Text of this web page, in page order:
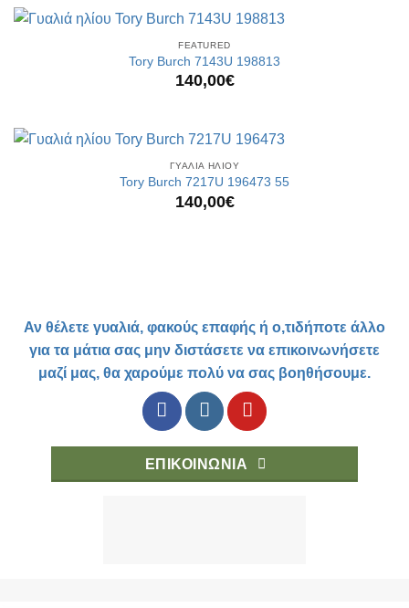
FEATURED
Tory Burch 7143U 198813
140,00€
ΓΥΑΛΙΑ ΗΛΙΟΥ
Tory Burch 7217U 196473 55
140,00€
Αν θέλετε γυαλιά, φακούς επαφής ή ο,τιδήποτε άλλο
για τα μάτια σας μην διστάσετε να επικοινωνήσετε
μαζί μας, θα χαρούμε πολύ να σας βοηθήσουμε.
ΕΠΙΚΟΙΝΩΝΙΑ